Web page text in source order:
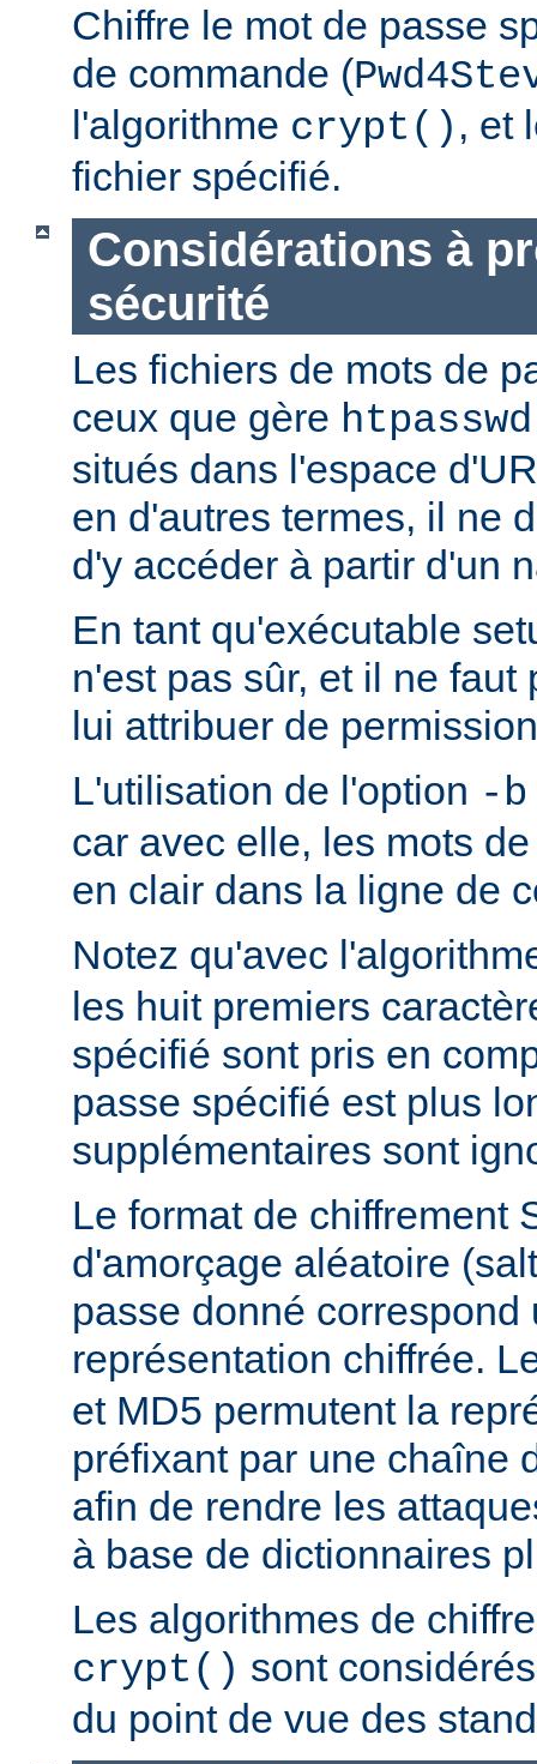
Chiffre le mot de passe
de commande (
l'algorithme crypt() , et
fichier spécifié.
Considérations à
sécurité
Les fichiers de mots de
ceux que gère htpasswd
situés dans l'espace
en d'autres termes, il ne
d'y accéder à partir d'un
En tant qu'exécutable
n'est pas sûr, et il ne
lui attribuer de
L'utilisation de l'option -b
car avec elle, les mots
en clair dans la ligne de
Notez qu'avec
les huit premiers
spécifié sont pris en
passe spécifié est plus
supplémentaires sont
Le format de chiffrement
d'amorçage aléatoire
passe donné correspond
représentation chiffrée.
et MD5 permutent la
préfixant par une chaîne
afin de rendre les
à base de dictionnaires
Les algorithmes de
crypt() sont
du point de vue des